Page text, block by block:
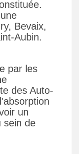
Bevaix,
Aubin.
par les
des Auto-
un
sein de